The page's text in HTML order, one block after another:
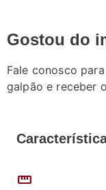
Gostou do
Fale conosco
galpão e receber
straighten